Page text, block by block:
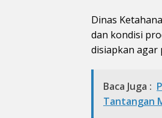
Dinas
dan kondisi
disiapkan agar
Baca Juga :
Tantangan